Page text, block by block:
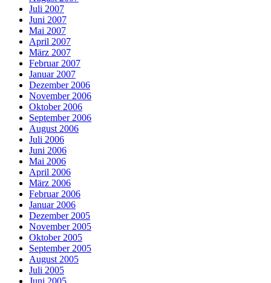
Juli 2007
Juni 2007
Mai 2007
April 2007
März 2007
Februar 2007
Januar 2007
Dezember 2006
November 2006
Oktober 2006
September 2006
August 2006
Juli 2006
Juni 2006
Mai 2006
April 2006
März 2006
Februar 2006
Januar 2006
Dezember 2005
November 2005
Oktober 2005
September 2005
August 2005
Juli 2005
Juni 2005